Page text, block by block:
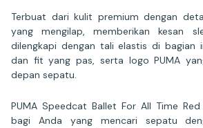
Terbuat dari kulit premium dengan
yang mengilap, memberikan kesan
dilengkapi dengan tali elastis di bagian
dan fit yang pas, serta logo PUMA
depan sepatu.
PUMA Speedcat Ballet For All Time
bagi Anda yang mencari sepatu